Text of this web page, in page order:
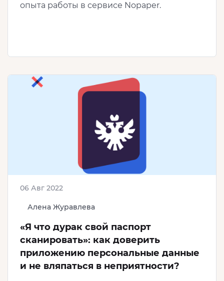
опыта работы в сервисе Nopaper.
Алена Журавлева
06 Авг 2022
«Я что дурак свой паспорт
сканировать»: как доверить
приложению персональные данные
и не вляпаться в неприятности?